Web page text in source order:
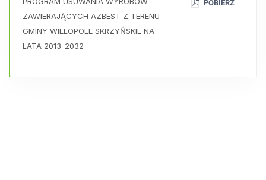
ZAWIERAJĄCYCH AZBEST Z TERENU
GMINY WIELOPOLE SKRZYŃSKIE NA
LATA 2013-2032
POBIERZ